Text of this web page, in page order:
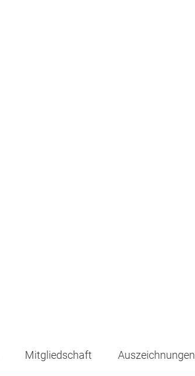
Mitgliedschaft Auszeichnungen